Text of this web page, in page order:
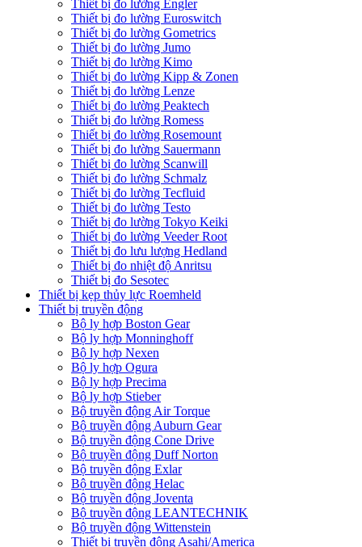
Thiết bị đo lường Engler
Thiết bị đo lường Euroswitch
Thiết bị đo lường Gometrics
Thiết bị đo lường Jumo
Thiết bị đo lường Kimo
Thiết bị đo lường Kipp & Zonen
Thiết bị đo lường Lenze
Thiết bị đo lường Peaktech
Thiết bị đo lường Romess
Thiết bị đo lường Rosemount
Thiết bị đo lường Sauermann
Thiết bị đo lường Scanwill
Thiết bị đo lường Schmalz
Thiết bị đo lường Tecfluid
Thiết bị đo lường Testo
Thiết bị đo lường Tokyo Keiki
Thiết bị đo lường Veeder Root
Thiết bị đo lưu lượng Hedland
Thiết bị đo nhiệt độ Anritsu
Thiết bị đo Sesotec
Thiết bị kẹp thủy lực Roemheld
Thiết bị truyền động
Bộ ly hợp Boston Gear
Bộ ly hợp Monninghoff
Bộ ly hợp Nexen
Bộ ly hợp Ogura
Bộ ly hợp Precima
Bộ ly hợp Stieber
Bộ truyền động Air Torque
Bộ truyền động Auburn Gear
Bộ truyền động Cone Drive
Bộ truyền động Duff Norton
Bộ truyền động Exlar
Bộ truyền động Helac
Bộ truyền động Joventa
Bộ truyền động LEANTECHNIK
Bộ truyền động Wittenstein
Thiết bị truyền động Asahi/America